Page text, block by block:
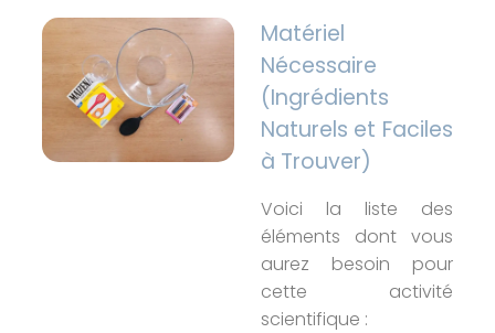
Matériel
Nécessaire
(Ingrédients
Naturels et Faciles
à Trouver)
Voici la liste des
éléments dont vous
aurez besoin pour
cette activité
scientifique :